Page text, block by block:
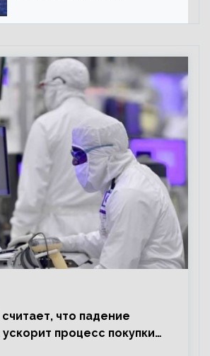
online
что падение
процесс покупки